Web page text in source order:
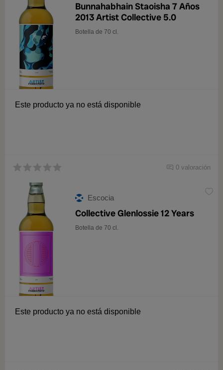
Bunnahabhain Staoisha 7 Años
2013 Artist Collective 5.0
Botella de 70 cl.
Este producto ya no está disponible
0 valoración
Escocia
Collective Glenlossie 12 Years
Botella de 70 cl.
Este producto ya no está disponible